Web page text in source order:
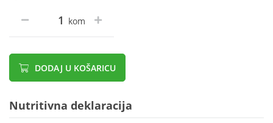
kom
DODAJ U KOŠARICU
Nutritivna deklaracija